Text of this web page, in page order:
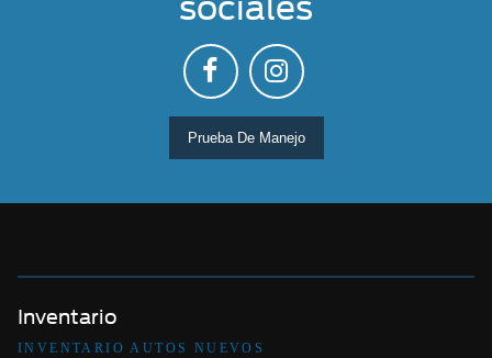
sociales
Prueba De Manejo
Inventario
INVENTARIO AUTOS NUEVOS